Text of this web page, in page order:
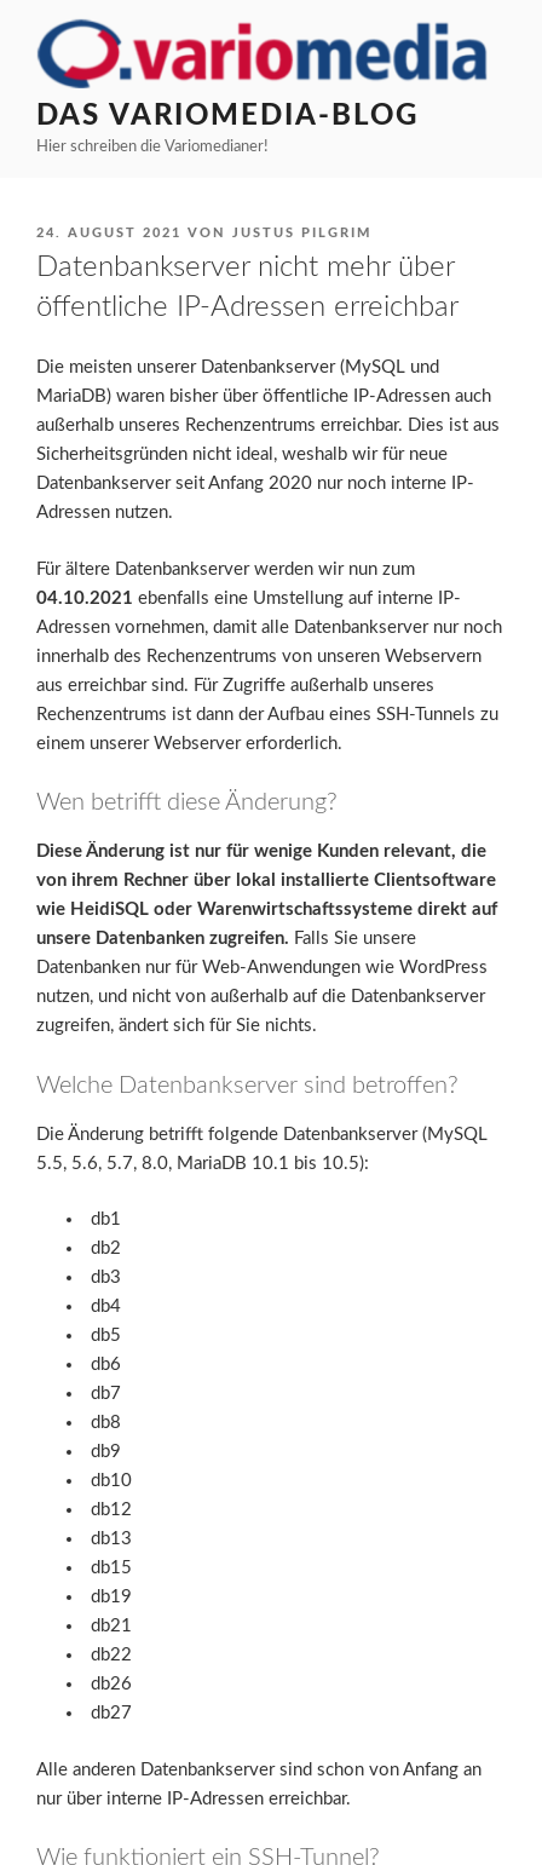
Inhalt
springen
DAS VARIOMEDIA-BLOG
Hier schreiben die Variomedianer!
VERÖFFENTLICHT
AM
24. AUGUST 2021 VON JUSTUS PILGRIM
Datenbankserver nicht mehr über
öffentliche IP-Adressen erreichbar
Die meisten unserer Datenbankserver (MySQL und
MariaDB) waren bisher über öffentliche IP-Adressen auch
außerhalb unseres Rechenzentrums erreichbar. Dies ist aus
Sicherheitsgründen nicht ideal, weshalb wir für neue
Datenbankserver seit Anfang 2020 nur noch interne IP-
Adressen nutzen.
Für ältere Datenbankserver werden wir nun zum
04.10.2021 ebenfalls eine Umstellung auf interne IP-
Adressen vornehmen, damit alle Datenbankserver nur noch
innerhalb des Rechenzentrums von unseren Webservern
aus erreichbar sind. Für Zugriffe außerhalb unseres
Rechenzentrums ist dann der Aufbau eines SSH-Tunnels zu
einem unserer Webserver erforderlich.
Wen betrifft diese Änderung?
Diese Änderung ist nur für wenige Kunden relevant, die
von ihrem Rechner über lokal installierte Clientsoftware
wie HeidiSQL oder Warenwirtschaftssysteme direkt auf
unsere Datenbanken zugreifen. Falls Sie unsere
Datenbanken nur für Web-Anwendungen wie WordPress
nutzen, und nicht von außerhalb auf die Datenbankserver
zugreifen, ändert sich für Sie nichts.
Welche Datenbankserver sind betroffen?
Die Änderung betrifft folgende Datenbankserver (MySQL
5.5, 5.6, 5.7, 8.0, MariaDB 10.1 bis 10.5):
db1
db2
db3
db4
db5
db6
db7
db8
db9
db10
db12
db13
db15
db19
db21
db22
db26
db27
Alle anderen Datenbankserver sind schon von Anfang an
nur über interne IP-Adressen erreichbar.
Wie funktioniert ein SSH-Tunnel?